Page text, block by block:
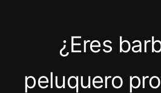
¿Eres
peluquero